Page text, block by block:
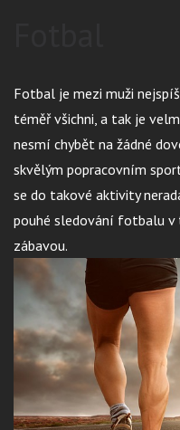
Fotbal je mezi muži
téměř všichni, a tak je
nesmí chybět na žádné
skvělým popracovním
se do takové aktivity
pouhé sledování fotbalu v
zábavou.